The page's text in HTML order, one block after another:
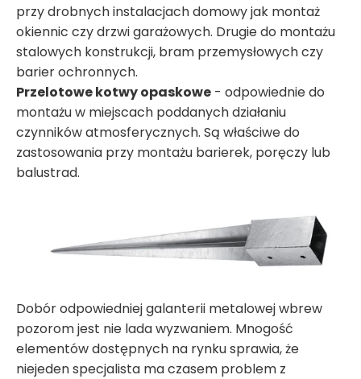
przy drobnych instalacjach domowy jak montaż
okiennic czy drzwi garażowych. Drugie do montażu
stalowych konstrukcji, bram przemysłowych czy
barier ochronnych.
Przelotowe kotwy opaskowe - odpowiednie do
montażu w miejscach poddanych działaniu
czynników atmosferycznych. Są właściwe do
zastosowania przy montażu barierek, poręczy lub
balustrad.
Dobór odpowiedniej galanterii metalowej wbrew
pozorom jest nie lada wyzwaniem. Mnogość
elementów dostępnych na rynku sprawia, że
niejeden specjalista ma czasem problem z